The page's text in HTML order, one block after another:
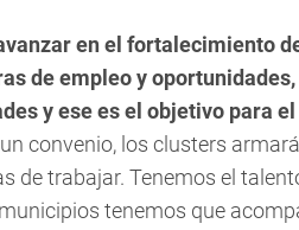
en el fortalecimiento
de empleo y oportunidades,
y ese es el objetivo para
convenio, los clusters
de trabajar. Tenemos el
tenemos que